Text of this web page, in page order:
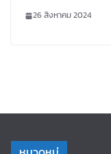
26 สิงหาคม 2024